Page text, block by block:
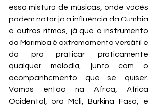
essa mistura de músicas, onde vocês
podem notar já a influência da Cumbia
e outros ritmos, já que o instrumento
da Marimba é extremamente versátil e
dá pra praticar praticamente
qualquer melodia, junto com o
acompanhamento que se quiser.
Vamos então na África, África
Ocidental, pra Mali, Burkina Faso, e